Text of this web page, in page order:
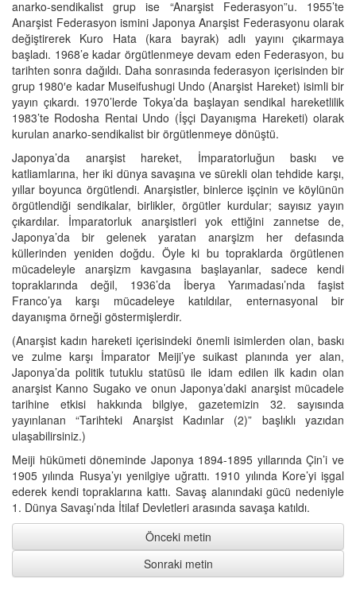
anarko-sendikalist grup ise “Anarşist Federasyon”u. 1955’te
Anarşist Federasyon ismini Japonya Anarşist Federasyonu olarak
değiştirerek Kuro Hata (kara bayrak) adlı yayını çıkarmaya
başladı. 1968’e kadar örgütlenmeye devam eden Federasyon, bu
tarihten sonra dağıldı. Daha sonrasında federasyon içerisinden bir
grup 1980′e kadar Museifushugi Undo (Anarşist Hareket) isimli bir
yayın çıkardı. 1970’lerde Tokya’da başlayan sendikal hareketlilik
1983’te Rodosha Rentai Undo (İşçi Dayanışma Hareketi) olarak
kurulan anarko-sendikalist bir örgütlenmeye dönüştü.
Japonya’da anarşist hareket, İmparatorluğun baskı ve
katliamlarına, her iki dünya savaşına ve sürekli olan tehdide karşı,
yıllar boyunca örgütlendi. Anarşistler, binlerce işçinin ve köylünün
örgütlendiği sendikalar, birlikler, örgütler kurdular; sayısız yayın
çıkardılar. İmparatorluk anarşistleri yok ettiğini zannetse de,
Japonya’da bir gelenek yaratan anarşizm her defasında
küllerinden yeniden doğdu. Öyle ki bu topraklarda örgütlenen
mücadeleyle anarşizm kavgasına başlayanlar, sadece kendi
topraklarında değil, 1936’da İberya Yarımadası’nda faşist
Franco’ya karşı mücadeleye katıldılar, enternasyonal bir
dayanışma örneği göstermişlerdir.
(Anarşist kadın hareketi içerisindeki önemli isimlerden olan, baskı
ve zulme karşı İmparator Meiji’ye suikast planında yer alan,
Japonya’da politik tutuklu statüsü ile idam edilen ilk kadın olan
anarşist Kanno Sugako ve onun Japonya’daki anarşist mücadele
tarihine etkisi hakkında bilgiye, gazetemizin 32. sayısında
yayınlanan “Tarihteki Anarşist Kadınlar (2)” başlıklı yazıdan
ulaşabilirsiniz.)
Meiji hükümeti döneminde Japonya 1894-1895 yıllarında Çin’i ve
1905 yılında Rusya’yı yenilgiye uğrattı. 1910 yılında Kore’yi işgal
ederek kendi topraklarına kattı. Savaş alanındaki gücü nedeniyle
1. Dünya Savaşı’nda İtilaf Devletleri arasında savaşa katıldı.
Önceki metin
Sonraki metin